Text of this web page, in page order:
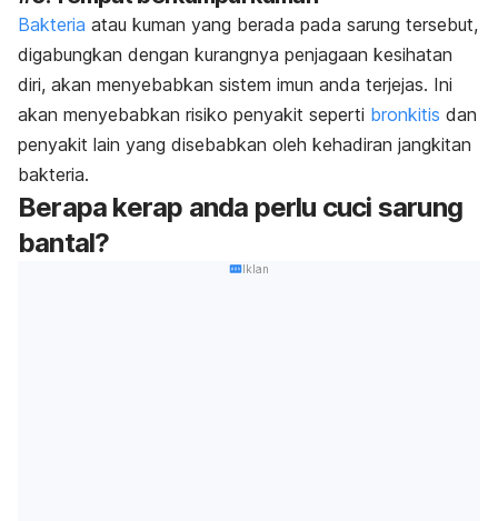
Bakteria atau kuman yang berada pada sarung tersebut,
digabungkan dengan kurangnya penjagaan kesihatan
diri, akan menyebabkan sistem imun anda terjejas. Ini
akan menyebabkan risiko penyakit seperti bronkitis dan
penyakit lain yang disebabkan oleh kehadiran jangkitan
bakteria.
Berapa kerap anda perlu cuci sarung
bantal?
Iklan